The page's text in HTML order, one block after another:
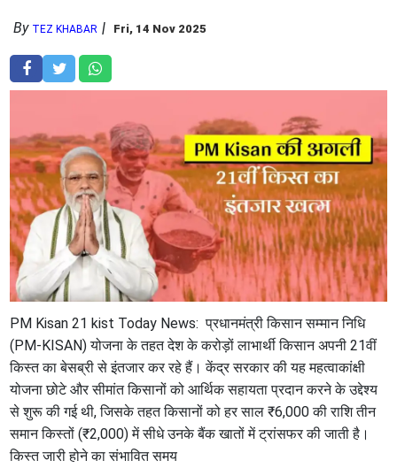
By TEZ KHABAR Fri, 14 Nov 2025
PM Kisan 21 kist Today News: प्रधानमंत्री किसान सम्मान निधि
(PM-KISAN) योजना के तहत देश के करोड़ों लाभार्थी किसान अपनी 21वीं
किस्त का बेसब्री से इंतजार कर रहे हैं। केंद्र सरकार की यह महत्वाकांक्षी
योजना छोटे और सीमांत किसानों को आर्थिक सहायता प्रदान करने के उद्देश्य
से शुरू की गई थी, जिसके तहत किसानों को हर साल ₹6,000 की राशि तीन
समान किस्तों (₹2,000) में सीधे उनके बैंक खातों में ट्रांसफर की जाती है।
​किस्त जारी होने का संभावित समय